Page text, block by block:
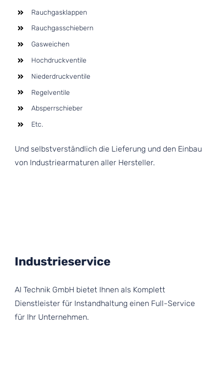
Rauchgasklappen
Rauchgasschiebern
Gasweichen
Hochdruckventile
Niederdruckventile
Regelventile
Absperrschieber
Etc.
Und selbstverständlich die Lieferung und den Einbau
von Industriearmaturen aller Hersteller.
Industrieservice
AI Technik GmbH bietet Ihnen als Komplett
Dienstleister für Instandhaltung einen Full-Service
für Ihr Unternehmen.